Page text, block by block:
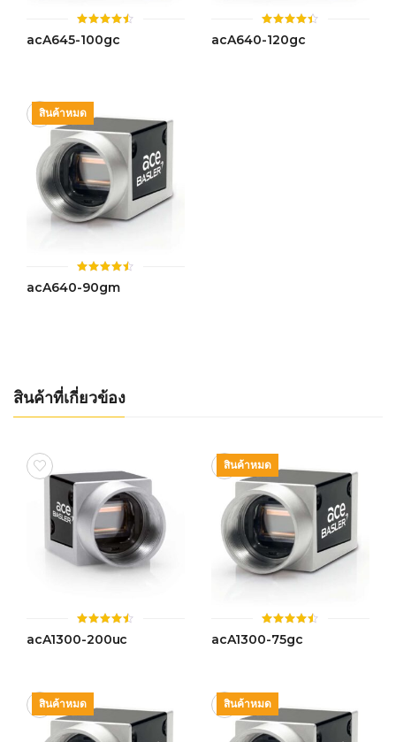
ให้
คะแนน
acA645-100gc
ให้
คะแนน
acA640-120gc
สินค้าหมด
ให้
คะแนน
acA640-90gm
สินค้าที่เกี่ยวข้อง
ให้
คะแนน
acA1300-200uc
สินค้าหมด
ให้
คะแนน
acA1300-75gc
สินค้าหมด สินค้าหมด